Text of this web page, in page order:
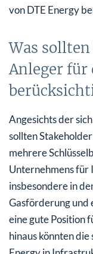
von DTE Energy
Was
Anleger für
Angesichts der
sollten
mehrere
Unternehmens für
insbesondere in
Gasförderung und
eine gute Position
hinaus könnten